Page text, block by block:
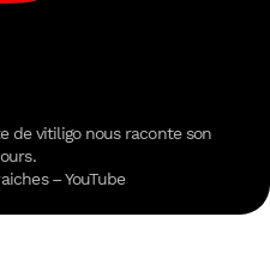
de vitiligo nous raconte son
– YouTube